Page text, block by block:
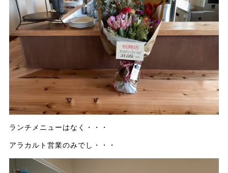
ランチメニューはなく・・・
アラカルト営業のみでし・・・